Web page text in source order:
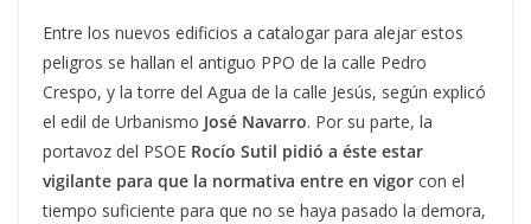
Entre los nuevos edificios a catalogar para alejar estos
peligros se hallan el antiguo PPO de la calle Pedro
Crespo, y la torre del Agua de la calle Jesús, según explicó
el edil de Urbanismo José Navarro. Por su parte, la
portavoz del PSOE Rocío Sutil pidió a éste estar
vigilante para que la normativa entre en vigor con el
tiempo suficiente para que no se haya pasado la demora,